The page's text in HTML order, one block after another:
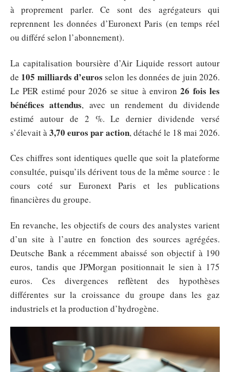
à proprement parler. Ce sont des agrégateurs qui
reprennent les données d’Euronext Paris (en temps réel
ou différé selon l’abonnement).
La capitalisation boursière d’Air Liquide ressort autour
de 105 milliards d’euros selon les données de juin 2026.
Le PER estimé pour 2026 se situe à environ26 fois les
bénéfices attendus, avec un rendement du dividende
estimé autour de 2 %. Le dernier dividende versé
s’élevait à 3,70 euros par action, détaché le 18 mai 2026.
Ces chiffres sont identiques quelle que soit la plateforme
consultée, puisqu’ils dérivent tous de la même source : le
cours coté sur Euronext Paris et les publications
financières du groupe.
En revanche, les objectifs de cours des analystes varient
d’un site à l’autre en fonction des sources agrégées.
Deutsche Bank a récemment abaissé son objectif à 190
euros, tandis que JPMorgan positionnait le sien à 175
euros. Ces divergences reflètent des hypothèses
différentes sur la croissance du groupe dans les gaz
industriels et la production d’hydrogène.